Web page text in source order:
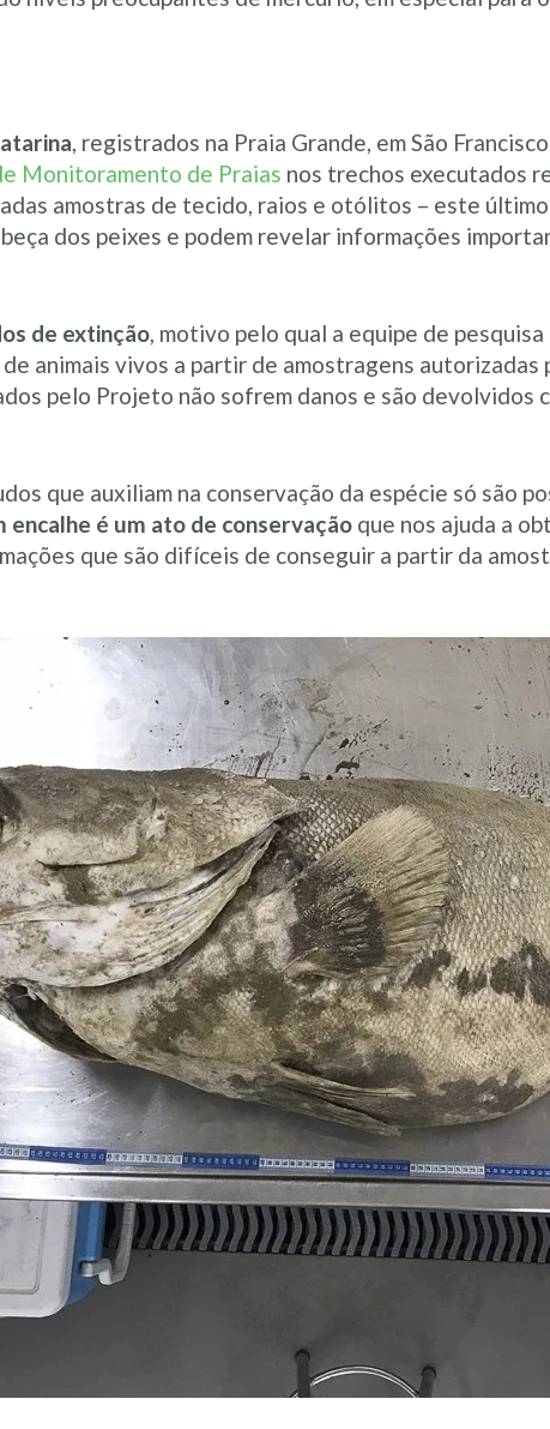
, registrados na Praia Grande, em São
Monitoramento de Praias nos trechos executados
amostras de tecido, raios e otólitos – este
dos peixes e podem revelar informações
de extinção, motivo pelo qual a equipe de
animais vivos a partir de amostragens
pelo Projeto não sofrem danos e são devolvidos
que auxiliam na conservação da espécie só são
encalhe é um ato de conservação que nos ajuda a
que são difíceis de conseguir a partir da